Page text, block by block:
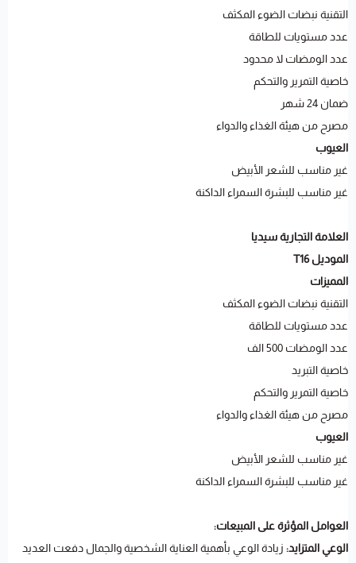
التقنية نبضات الضوء المكثف
عدد مستويات للطاقة
عدد الومضات لا محدود
خاصية التمرير والتحكم
ضمان 24 شهر
مصرح من هيئة الغذاء والدواء
العيوب
غير مناسب للشعر الأبيض
غير مناسب للبشرة السمراء الداكنة
العلامة التجارية سيديا
الموديل T16
المميزات
التقنية نبضات الضوء المكثف
عدد مستويات للطاقة
عدد الومضات 500 الف
خاصية التبريد
خاصية التمرير والتحكم
مصرح من هيئة الغذاء والدواء
العيوب
غير مناسب للشعر الأبيض
غير مناسب للبشرة السمراء الداكنة
العوامل المؤثرة على المبيعات:
الوعي المتزايد: زيادة الوعي بأهمية العناية الشخصية والجمال دفعت العديد